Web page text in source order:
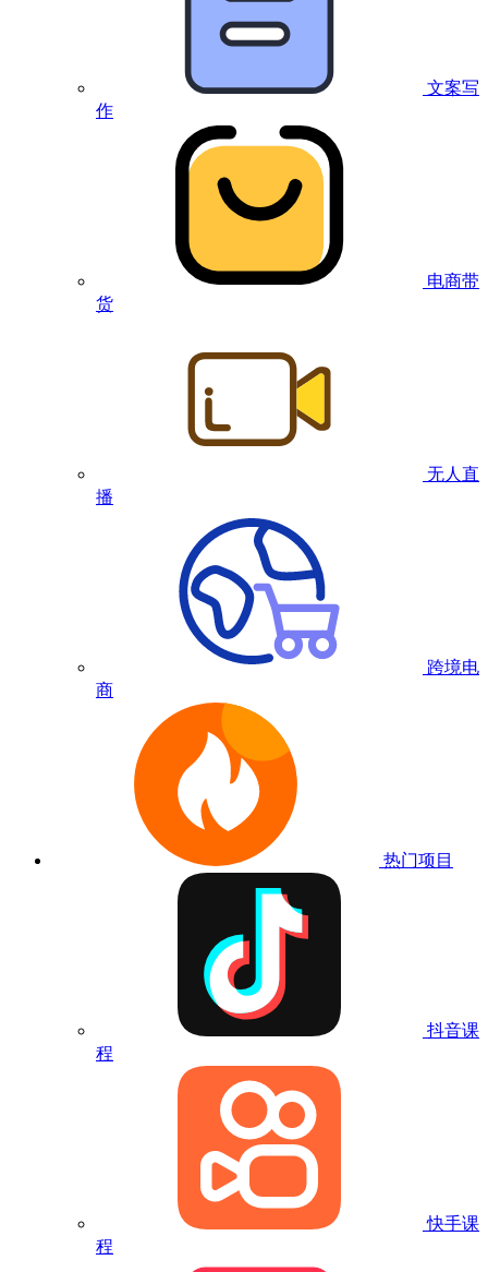
文案写
作
电商带
货
无人直
播
跨境电
商
热门项目
抖音课
程
快手课
程